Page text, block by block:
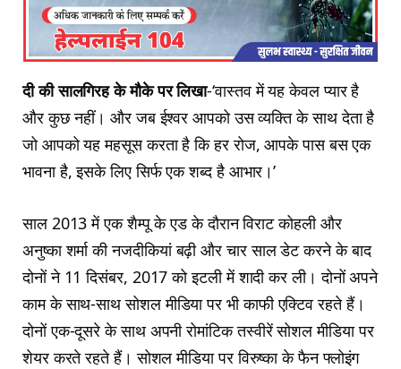
दी की सालगिरह के मौके पर लिखा-‘वास्तव में यह केवल प्यार है
और कुछ नहीं। और जब ईश्वर आपको उस व्यक्ति के साथ देता है
जो आपको यह महसूस करता है कि हर रोज, आपके पास बस एक
भावना है, इसके लिए सिर्फ एक शब्द है आभार।’
साल 2013 में एक शैम्पू के एड के दौरान विराट कोहली और
अनुष्का शर्मा की नजदीकियां बढ़ी और चार साल डेट करने के बाद
दोनों ने 11 दिसंबर, 2017 को इटली में शादी कर ली। दोनों अपने
काम के साथ-साथ सोशल मीडिया पर भी काफी एक्टिव रहते हैं।
दोनों एक-दूसरे के साथ अपनी रोमांटिक तस्वीरें सोशल मीडिया पर
शेयर करते रहते हैं। सोशल मीडिया पर विरुष्का के फैन फ्लोइंग